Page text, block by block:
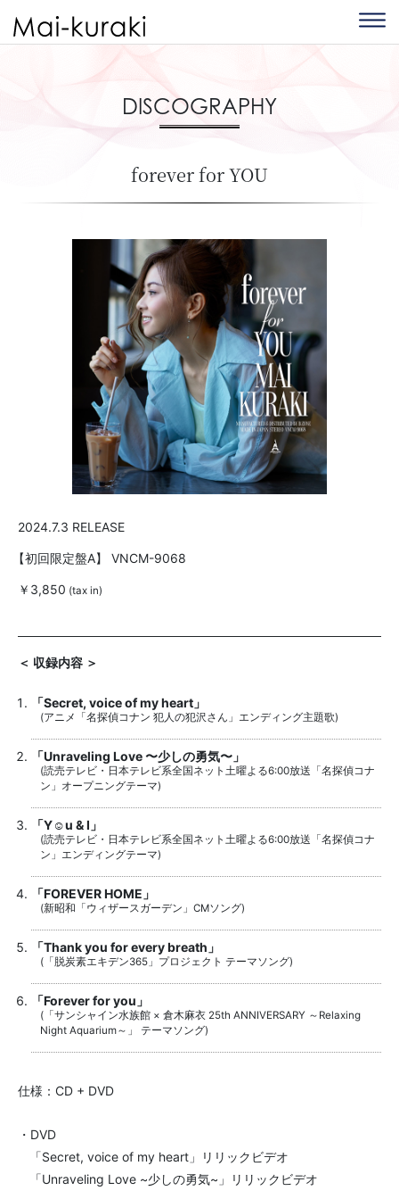
DISCOGRAPHY
forever for YOU
2024.7.3 RELEASE
【初回限定盤A】 VNCM-9068
￥3,850 (tax in)
＜ 収録内容 ＞
「Secret, voice of my heart」
(アニメ「名探偵コナン 犯人の犯沢さん」エンディング主題歌)
「Unraveling Love 〜少しの勇気〜」
(読売テレビ・日本テレビ系全国ネット土曜よる6:00放送「名探偵コナ
ン」オープニングテーマ)
「Y☺︎u & I」
(読売テレビ・日本テレビ系全国ネット土曜よる6:00放送「名探偵コナ
ン」エンディングテーマ)
「FOREVER HOME」
(新昭和「ウィザースガーデン」CMソング)
「Thank you for every breath」
(「脱炭素エキデン365」プロジェクト テーマソング)
「Forever for you」
(「サンシャイン水族館 × 倉木麻衣 25th ANNIVERSARY ～Relaxing
Night Aquarium～」 テーマソング)
仕様：CD + DVD
・DVD
「Secret, voice of my heart」リリックビデオ
「Unraveling Love ~少しの勇気~」リリックビデオ